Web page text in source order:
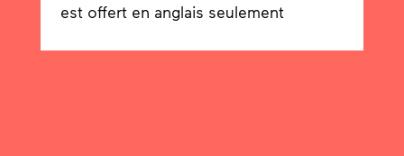
est offert en anglais seulement